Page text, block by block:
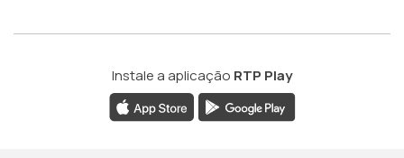
Instale a aplicação RTP Play